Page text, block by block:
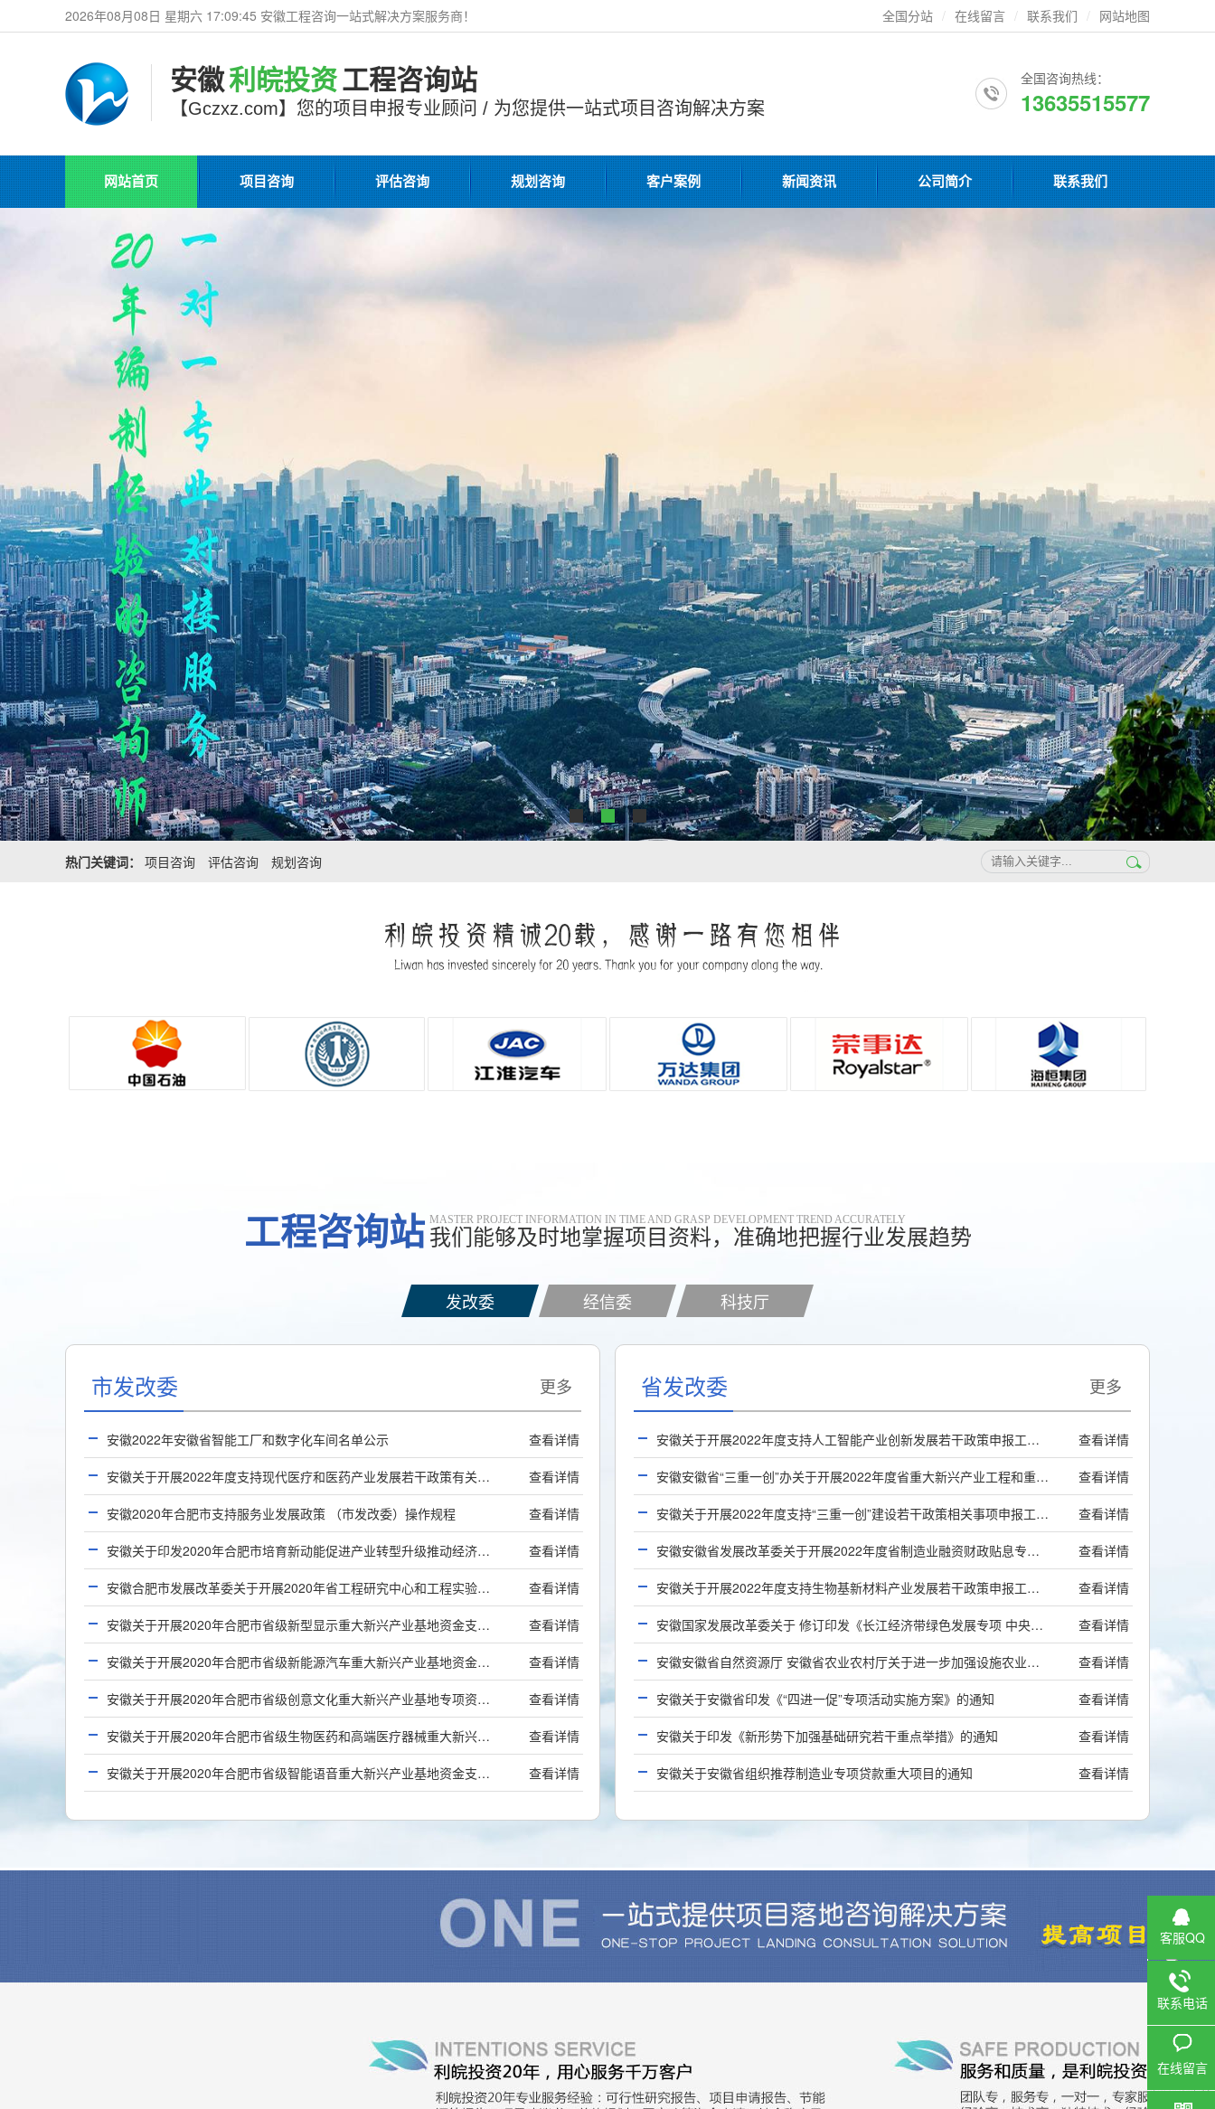
全国分站 / 在线留言 / 联系我们 / 网站地图
2026年08月08日 星期六 17:09:47 安徽工程咨询一站式解决方案服务商！
安徽利皖投资工程咨询站
【Gczxz.com】您的项目申报专业顾问 / 为您提供一站式项目咨询解决方案
全国咨询热线：
13635515577
网站首页 项目咨询 评估咨询 规划咨询 客户案例 新闻资讯 公司简介 联系我们
热门关键词： 项目咨询 评估咨询 规划咨询
工程咨询站 MASTER PROJECT INFORMATION IN TIME AND GRASP DEVELOPMENT TREND ACCURATELY
我们能够及时地掌握项目资料，准确地把握行业发展趋势
发改委 经信委 科技厅
更多
市发改委
查看详情
安徽2022年安徽省智能工厂和数字化车间名单公示
查看详情
安徽关于开展2022年度支持现代医疗和医药产业发展若干政策有关事项申报工作的通知
查看详情
安徽2020年合肥市支持服务业发展政策 （市发改委）操作规程
查看详情
安徽关于印发2020年合肥市培育新动能促进产业转型升级推动经济高质量发展若干政策实施细则的通知
查看详情
安徽合肥市发展改革委关于开展2020年省工程研究中心和工程实验室申报及验收评估工作的通知
查看详情
安徽关于开展2020年合肥市省级新型显示重大新兴产业基地资金支持项目（**批）申报工作的通知
查看详情
安徽关于开展2020年合肥市省级新能源汽车重大新兴产业基地资金支持项目（**批）申报工作的通知
查看详情
安徽关于开展2020年合肥市省级创意文化重大新兴产业基地专项资金支持事项（**批）申报工作的通知
查看详情
安徽关于开展2020年合肥市省级生物医药和高端医疗器械重大新兴产业基地资金支持项目（**批）申报工作的通知
查看详情
安徽关于开展2020年合肥市省级智能语音重大新兴产业基地资金支持事项（**批）申报工作的通知
更多
省发改委
查看详情
安徽关于开展2022年度支持人工智能产业创新发展若干政策申报工作的通知
查看详情
安徽安徽省“三重一创”办关于开展2022年度省重大新兴产业工程和重大新兴产业专项引导资金兑付工作的通知
查看详情
安徽关于开展2022年度支持“三重一创”建设若干政策相关事项申报工作的通知
查看详情
安徽安徽省发展改革委关于开展2022年度省制造业融资财政贴息专项项目资金兑付工作的通知
查看详情
安徽关于开展2022年度支持生物基新材料产业发展若干政策申报工作的通知
查看详情
安徽国家发展改革委关于 修订印发《长江经济带绿色发展专项 中央预算内投资管理暂行办法》的通知
查看详情
安徽安徽省自然资源厅 安徽省农业农村厅关于进一步加强设施农业用地管理助推乡村振兴的通知
查看详情
安徽关于安徽省印发《“四进一促”专项活动实施方案》的通知
查看详情
安徽关于印发《新形势下加强基础研究若干重点举措》的通知
查看详情
安徽关于安徽省组织推荐制造业专项贷款重大项目的通知
客服QQ
联系电话
在线留言